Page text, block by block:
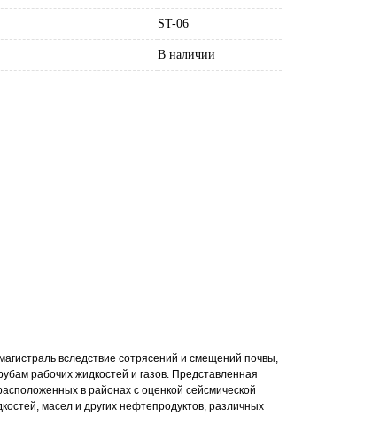
ST-06
В наличии
вследствие сотрясений и смещений почвы,
рабочих жидкостей и газов. Представленная
в районах с оценкой сейсмической
масел и других нефтепродуктов, различных